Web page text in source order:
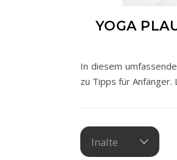
YOGA
In diesem
zu Tipps für Anfänger.
Inalte